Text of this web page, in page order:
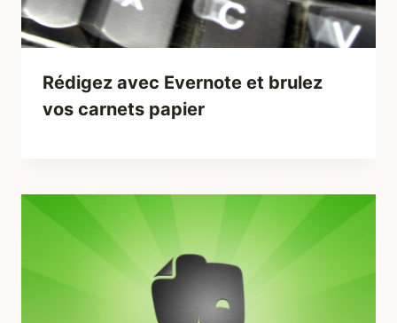
Rédigez avec Evernote et brulez
vos carnets papier